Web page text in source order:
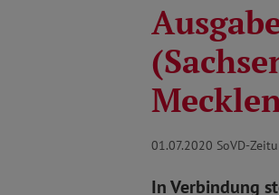
01.07.2020 SoVD-
In Verbindung